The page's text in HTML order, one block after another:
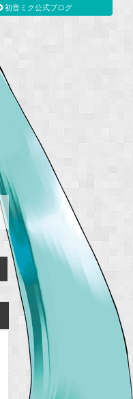
初音ミク公式ブログ